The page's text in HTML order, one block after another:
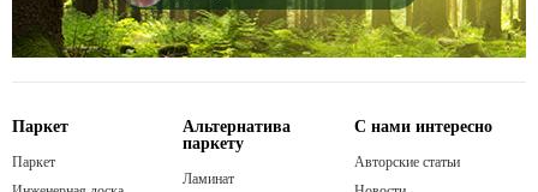
Паркет
Паркет
Альтернатива
паркету
Ламинат
С нами интересно
Авторские статьи